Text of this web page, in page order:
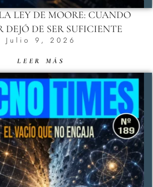
LEY DE MOORE: CUANDO
DEJÓ DE SER SUFICIENTE
Julio 9, 2026
LEER MÁS